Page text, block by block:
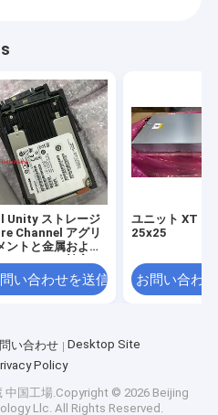
Unity ストレージ
Channel アグリ
ントと金属および
スチックで効率を
化い合わせを送信
ユニット XT
25x25
お問い合わ
い合わせ
Desktop Site
Policy
中国工場.Copyright © 2026 Beijing
Llc. All Rights Reserved.